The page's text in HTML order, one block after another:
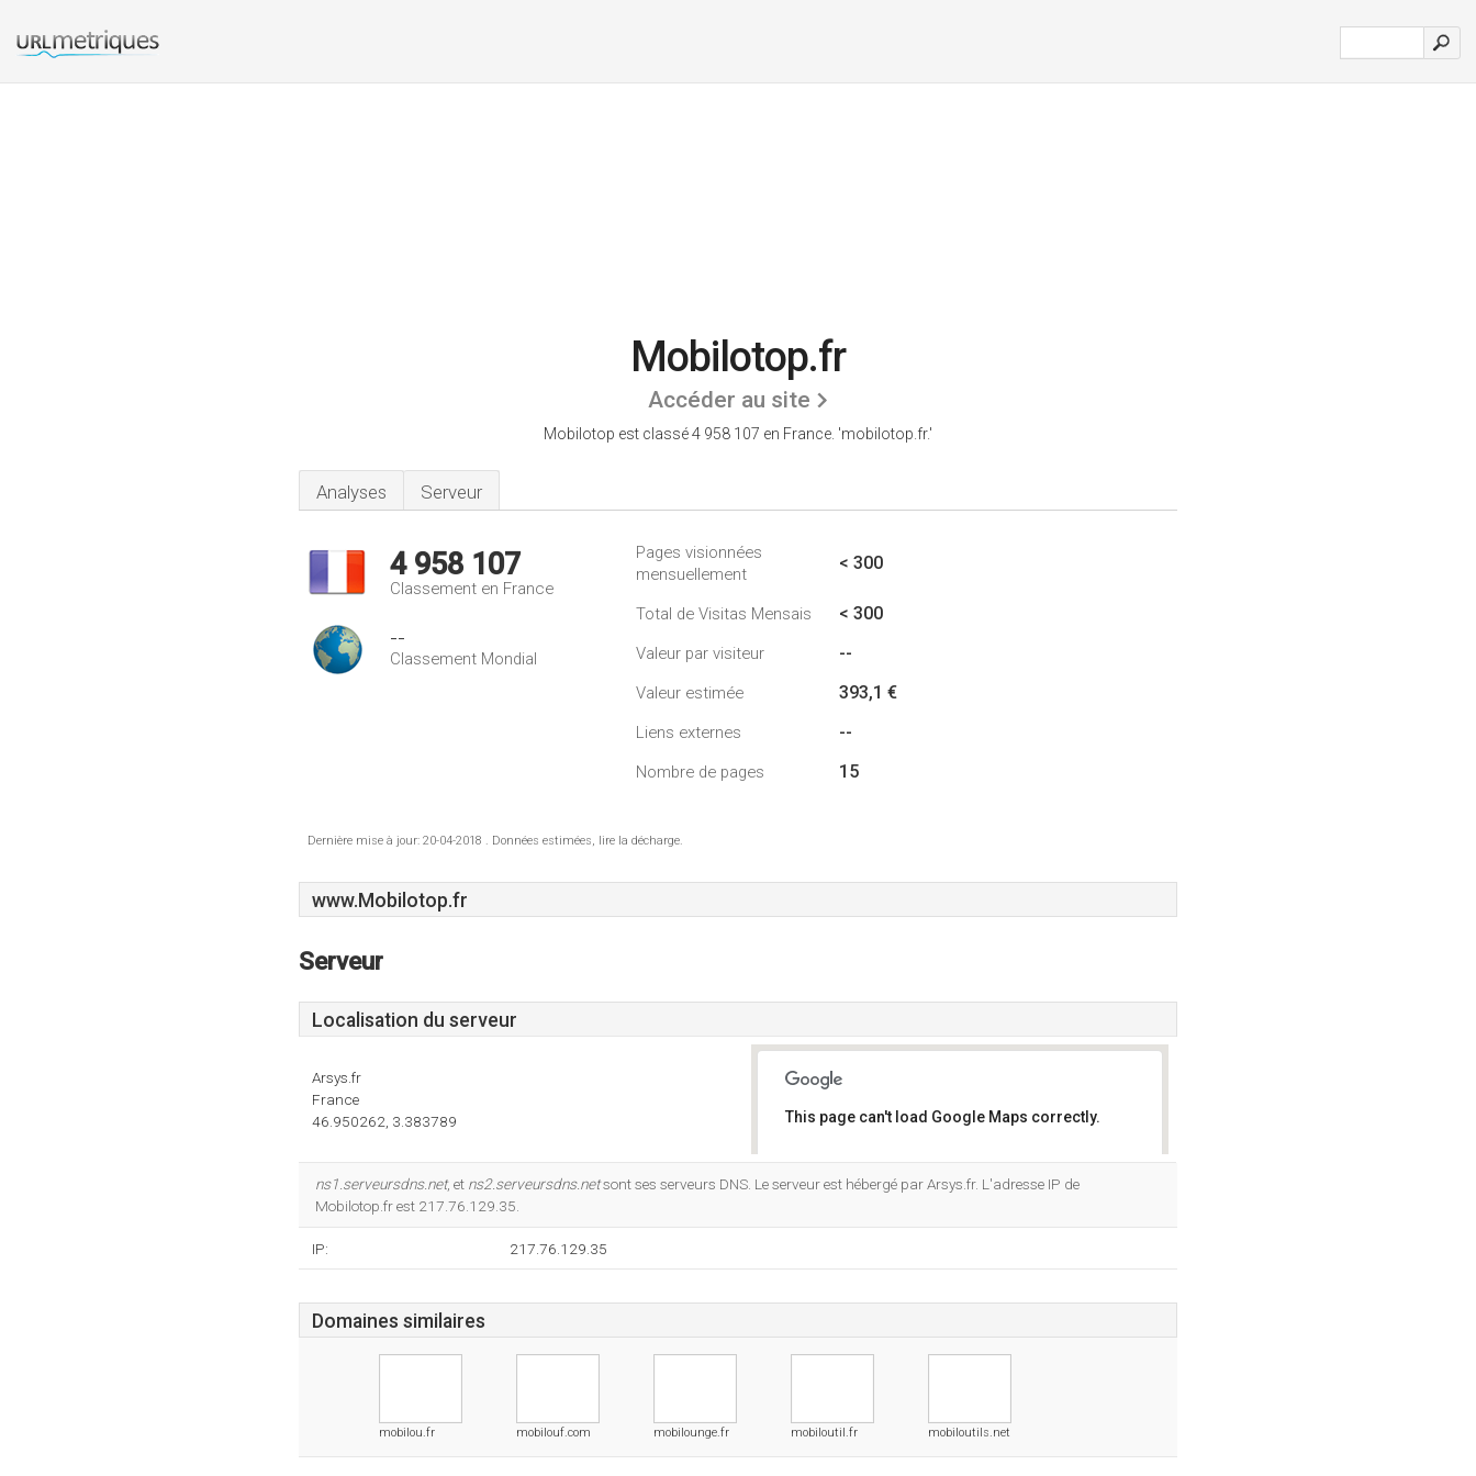
Mobilotop.fr
Accéder au site
Mobilotop est classé 4 958 107 en France. 'mobilotop.fr.'
Analyses Serveur
4 958 107
Classement en France
--
Classement Mondial
Pages visionnées
mensuellement
< 300
Total de Visitas Mensais < 300
Valeur par visiteur --
Valeur estimée 393,1 €
Liens externes --
Nombre de pages 15
Dernière mise à jour: 20-04-2018 . Données estimées, lire la décharge.
www.Mobilotop.fr
Serveur
Localisation du serveur
Arsys.fr
France
46.950262, 3.383789
This page can't load Google Maps correctly.
ns1.serveursdns.net, et ns2.serveursdns.netsont ses serveurs DNS. Le serveur est hébergé par Arsys.fr. L'adresse IP de
Mobilotop.fr est 217.76.129.35.
IP: 217.76.129.35
Domaines similaires
mobilou.fr mobilouf.com mobilounge.fr mobiloutil.fr mobiloutils.net